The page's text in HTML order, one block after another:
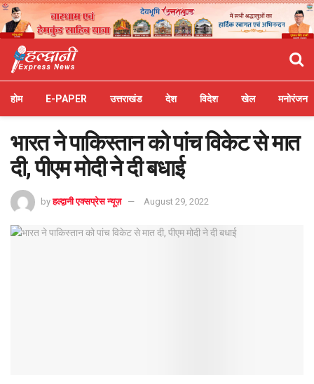
होम E-PAPER उत्तराखंड देश विदेश खेल मनोरंजन
भारत ने पाकिस्तान को पांच विकेट से मात
दी, पीएम मोदी ने दी बधाई
by हल्द्वानी एक्सप्रेस न्यूज़ August 29, 2022